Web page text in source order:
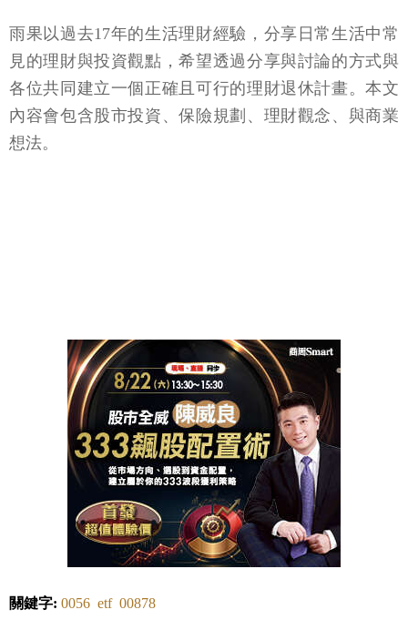
雨果以過去17年的生活理財經驗，分享日常生活中常
見的理財與投資觀點，希望透過分享與討論的方式與
各位共同建立一個正確且可行的理財退休計畫。本文
內容會包含股市投資、保險規劃、理財觀念、與商業
想法。
關鍵字: 0056 etf 00878